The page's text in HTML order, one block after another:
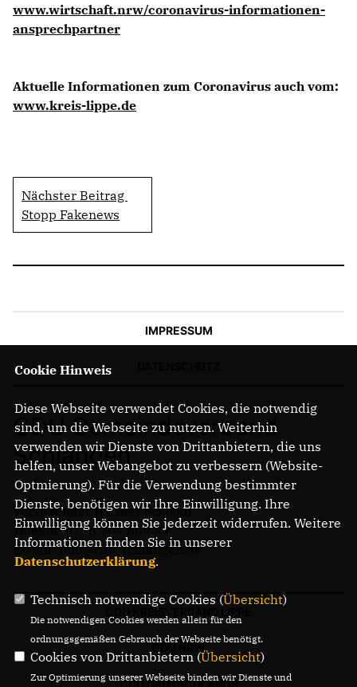
www.wirtschaft.nrw/coronavirus-informationen-
ansprechpartner
Aktuelle Informationen zum Coronavirus auch vom:
www.kreis-lippe.de
Nächster Beitrag
Stopp Fakenews
IMPRESSUM
CDU Gemeindeverband
Schlangen
Vorsitzender Hannes Schoodt
Telefon: 0176 204 669 39
E-Mail: info@cdu-schlangen.de
CDU NRW
CDU DEUTSCHLANDS
Cookie Hinweis
Diese Webseite verwendet Cookies, die notwendig
sind, um die Webseite zu nutzen. Weiterhin
verwenden wir Dienste von Drittanbietern, die uns
helfen, unser Webangebot zu verbessern (Website-
Optmierung). Für die Verwendung bestimmter
Dienste, benötigen wir Ihre Einwilligung. Ihre
Einwilligung können Sie jederzeit widerrufen. Weitere
Informationen finden Sie in unserer
Datenschutzerklärung.
Technisch notwendige Cookies (Übersicht)
Die notwendigen Cookies werden allein für den
ordnungsgemäßen Gebrauch der Webseite benötigt.
Cookies von Drittanbietern (Übersicht)
Zur Optimierung unserer Webseite binden wir Dienste und